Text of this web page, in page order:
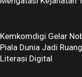
Kemkomdigi Gelar
Piala Dunia Jadi
Literasi Digital